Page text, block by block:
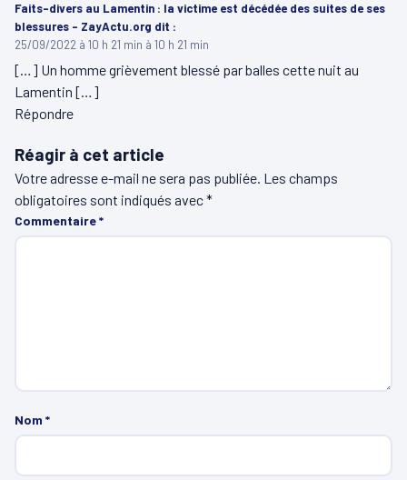
Faits-divers au Lamentin : la victime est décédée des suites de ses
blessures - ZayActu.org dit :
25/09/2022 à 10 h 21 min à 10 h 21 min
[…] Un homme grièvement blessé par balles cette nuit au
Lamentin […]
Répondre
Réagir à cet article
Votre adresse e-mail ne sera pas publiée. Les champs
obligatoires sont indiqués avec*
Commentaire*
Nom *